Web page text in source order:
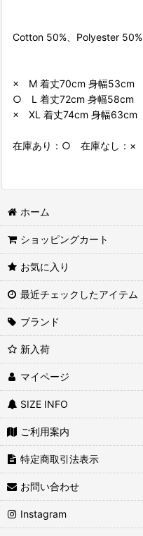
Cotton 50%、Polyester 50%
× M 着丈70cm 身幅53cm
○ L 着丈72cm 身幅58cm
× XL 着丈74cm 身幅63cm
在庫あり：○ 在庫なし：×
ホーム
ショッピングカート
お気に入り
最近チェックしたアイテム
ブランド
新入荷
マイページ
SIZE INFO
ご利用案内
特定商取引法表示
お問い合わせ
Instagram